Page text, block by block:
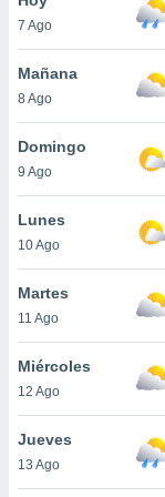
en
más
nuestra
de
cookies
aceptar
7 Ago
Mañana
8 Ago
Domingo
9 Ago
Lunes
10 Ago
Martes
11 Ago
Miércoles
12 Ago
Jueves
13 Ago